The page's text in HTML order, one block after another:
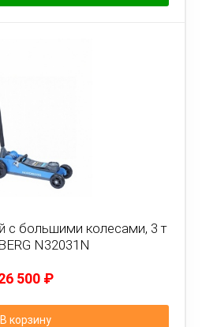
с большими колесами, 3 т
N32031N
500 ₽
В корзину